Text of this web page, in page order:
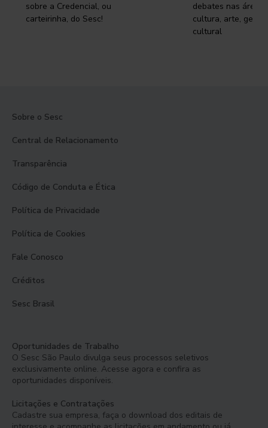
sobre a Credencial, ou
carteirinha, do Sesc!
debates nas áreas
cultura, arte,
cultural
Sobre o Sesc
Central de Relacionamento
Transparência
Código de Conduta e Ética
Política de Privacidade
Política de Cookies
Fale Conosco
Créditos
Sesc Brasil
Oportunidades de Trabalho
O Sesc São Paulo divulga seus processos seletivos
exclusivamente online. Acesse agora e confira as
oportunidades disponíveis.
Licitações e Contratações
Cadastre sua empresa, faça o download dos editais de